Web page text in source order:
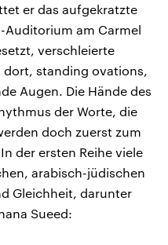
er das aufgekratzte
Auditorium am Carmel
verschleierte
dort, standing ovations,
Augen. Die Hände des
der Worte, die
doch zuerst zum
der ersten Reihe viele
arabisch-jüdischen
Gleichheit, darunter
Sueed: